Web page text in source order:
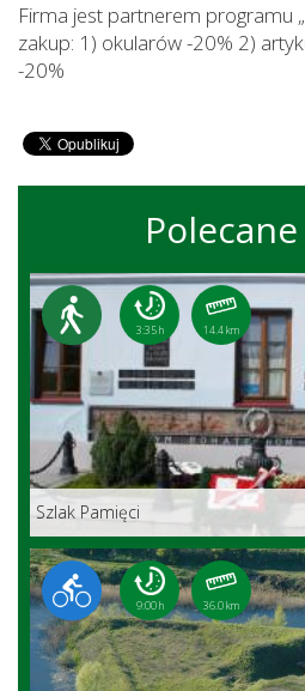
Firma jest partnerem programu
zakup: 1) okularów -20% 2)
-20%
3:35 h 14.4 km
Szlak Pamięci
9:00 h 36.0 km